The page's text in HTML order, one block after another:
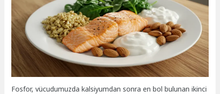
Fosfor, vücudumuzda kalsiyumdan sonra en bol bulunan ikinci